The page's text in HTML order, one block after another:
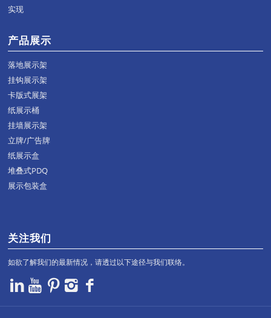
实现
产品展示
落地展示架
挂钩展示架
卡版式展架
纸展示桶
挂墙展示架
立牌/广告牌
纸展示盒
堆叠式PDQ
展示包装盒
关注我们
如欲了解我们的最新情况，请透过以下途径与我们联络。